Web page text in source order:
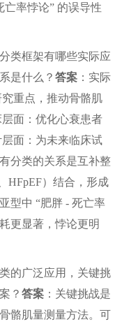
亡率悖论” 的误导性
类框架有哪些实际应
是什么？ 答案：实际
重点，推动骨骼肌
面：优化心衰患者
面：为未来临床试
分类的关系是互补整
HFpEF）结合，形成
型中 “肥胖 - 死亡率
更显著，悖论更明
的广泛应用，关键挑
？ 答案：关键挑战是
骼肌量测量方法。可